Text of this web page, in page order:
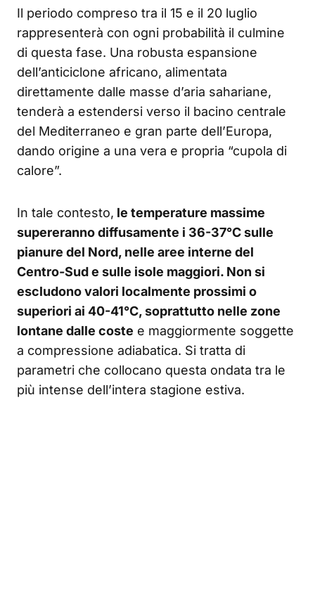
Il periodo compreso tra il 15 e il 20 luglio
rappresenterà con ogni probabilità il culmine
di questa fase. Una robusta espansione
dell’anticiclone africano, alimentata
direttamente dalle masse d’aria sahariane,
tenderà a estendersi verso il bacino centrale
del Mediterraneo e gran parte dell’Europa,
dando origine a una vera e propria “cupola di
calore”.
In tale contesto, le temperature massime
supereranno diffusamente i 36-37°C sulle
pianure del Nord, nelle aree interne del
Centro-Sud e sulle isole maggiori. Non si
escludono valori localmente prossimi o
superiori ai 40-41°C, soprattutto nelle zone
lontane dalle coste e maggiormente soggette
a compressione adiabatica. Si tratta di
parametri che collocano questa ondata tra le
più intense dell’intera stagione estiva.